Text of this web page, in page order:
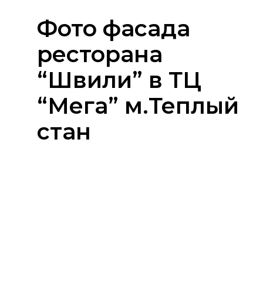
Фото фасада
ресторана
“Швили” в ТЦ
“Мега” м.Теплый
стан